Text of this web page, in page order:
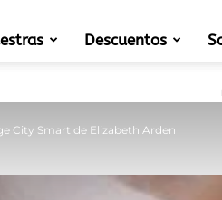
Descuentos
City Smart de Elizabeth Arden